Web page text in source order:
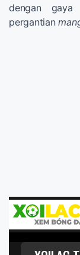
dengan
pergantian